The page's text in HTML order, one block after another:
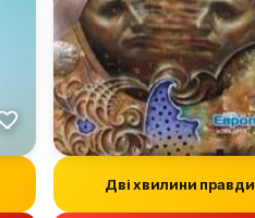
Дві хвилини правди